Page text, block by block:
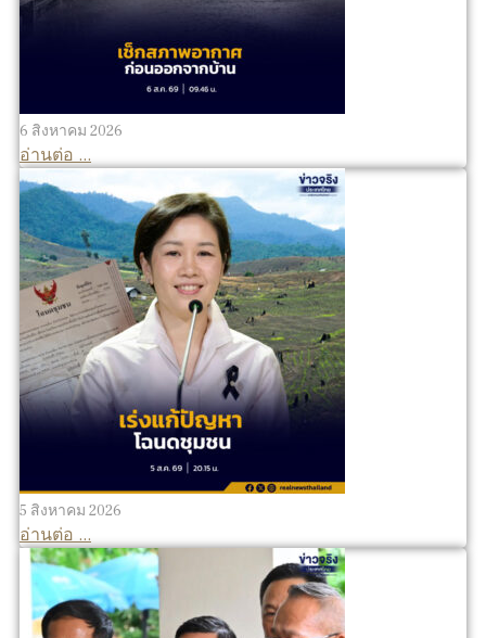
6 สิงหาคม 2026
อ่านต่อ ...
5 สิงหาคม 2026
อ่านต่อ ...